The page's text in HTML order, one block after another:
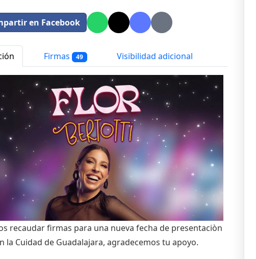
en Facebook
Firmas 49 Visibilidad adicional
recaudar firmas para una nueva fecha de presentaciòn
la Cuidad de Guadalajara, agradecemos tu apoyo.